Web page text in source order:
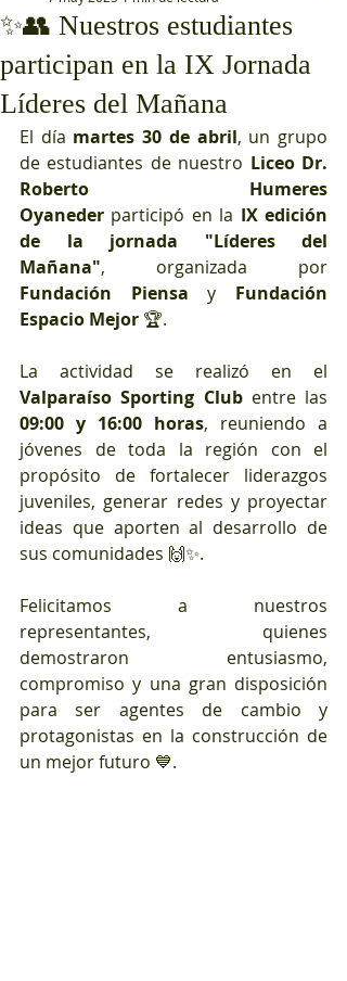
✨👥 Nuestros estudiantes
participan en la IX Jornada
Líderes del Mañana
El día martes 30 de abril, un grupo
de estudiantes de nuestro Liceo Dr.
Roberto Humeres
Oyaneder participó en la IX edición
de la jornada "Líderes del
Mañana"
Fundación Piensa y Fundación
Espacio Mejor 🏆.
Valparaíso Sporting Club
09:00 y 16:00 horas, reuniendo a
jóvenes de toda la región con el
propósito de fortalecer liderazgos
juveniles, generar redes y proyectar
ideas que aporten al desarrollo de
sus comunidades 🙌✨.
Felicitamos a nuestros
representantes, quienes
demostraron entusiasmo,
compromiso y una gran disposición
para ser agentes de cambio y
protagonistas en la construcción de
un mejor futuro 💙.